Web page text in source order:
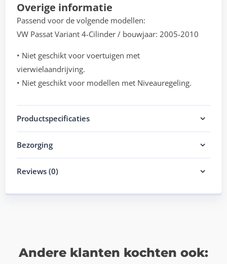
Overige informatie
Passend voor de volgende modellen:
VW Passat Variant 4-Cilinder / bouwjaar: 2005-2010
• Niet geschikt voor voertuigen met
vierwielaandrijving.
• Niet geschikt voor modellen met Niveauregeling.
Productspecificaties
Bezorging
Reviews (0)
Andere klanten kochten ook: